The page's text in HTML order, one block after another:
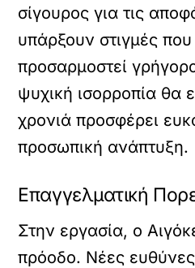
σίγουρος για τις
υπάρξουν στιγμές
προσαρμοστεί
ψυχική ισορροπία θα
χρονιά προσφέρει
προσωπική ανάπτυξη.
Επαγγελματική
Στην εργασία, ο
πρόοδο. Νέες